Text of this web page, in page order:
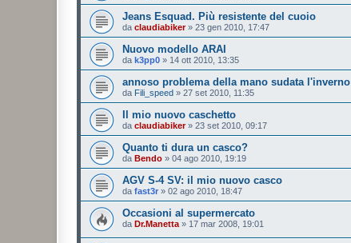
Jeans Esquad. Più resistente del cuoio
da claudiabiker» 23 gen 2010, 17:47
Nuovo modello ARAI
da k3pp0 » 14 ott 2010, 13:35
annoso problema della mano sudata l'inverno
da Fili_speed » 27 set 2010, 11:35
Il mio nuovo caschetto
da claudiabiker» 23 set 2010, 09:17
Quanto ti dura un casco?
da Bendo » 04 ago 2010, 19:19
AGV S-4 SV: il mio nuovo casco
da fast3r » 02 ago 2010, 18:47
Occasioni al supermercato
da Dr.Manetta » 17 mar 2008, 19:01